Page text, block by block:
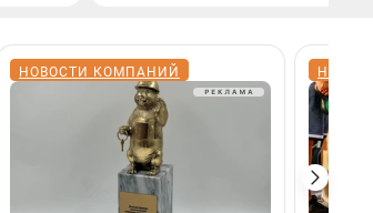
НОВОСТИ КОМПАНИЙ